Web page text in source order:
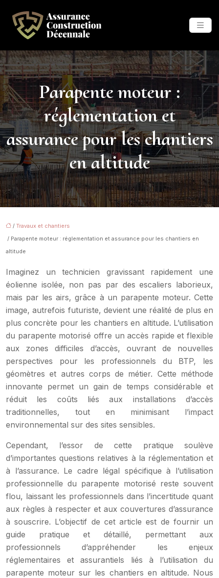
Parapente moteur :
réglementation et
assurance pour les chantiers
en altitude
/ Travaux et chantiers
/ Parapente moteur : réglementation et assurance pour les chantiers en
altitude
Imaginez un technicien gravissant rapidement une
éolienne isolée, non pas par des escaliers laborieux,
mais par les airs, grâce à un parapente moteur. Cette
image, autrefois futuriste, devient une réalité de plus en
plus concrète pour les chantiers en altitude. L’utilisation
du parapente motorisé offre un accès rapide et flexible
aux zones difficiles d’accès, ouvrant de nouvelles
perspectives pour les professionnels du BTP, les
géomètres et autres corps de métier. Cette méthode
innovante permet un gain de temps considérable et
réduit les coûts liés aux installations d’accès
traditionnelles, tout en minimisant l’impact
environnemental sur des sites sensibles.
Cependant, l’essor de cette pratique soulève
d’importantes questions relatives à la réglementation et
à l’assurance. Le cadre légal spécifique à l’utilisation
professionnelle du parapente motorisé reste souvent
flou, laissant les professionnels dans l’incertitude quant
aux règles à respecter et aux couvertures d’assurance
à souscrire. L’objectif de cet article est de fournir un
guide pratique et détaillé, permettant aux
professionnels d’appréhender les enjeux
réglementaires et assurantiels liés à l’utilisation du
parapente moteur sur les chantiers en altitude. Nous